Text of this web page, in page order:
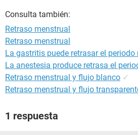
Consulta también:
Retraso menstrual
Retraso menstrual
La gastritis puede retrasar el periodo
La anestesia produce retrasa el
Retraso menstrual y flujo blanco ✓
Retraso menstrual y flujo
1 respuesta